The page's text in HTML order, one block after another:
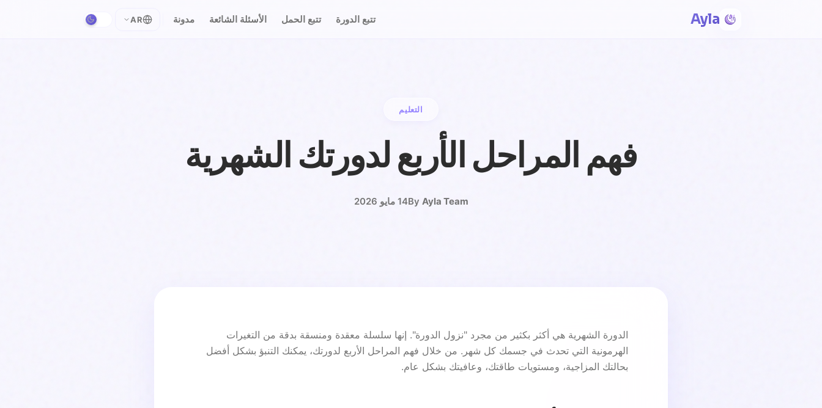
Ayla تتبع الدورة تتبع الحمل الأسئلة الشائعة مدونة AR
التعليم
فهم المراحل الأربع لدورتك الشهرية
By Ayla Team 14 مايو 2026
الدورة الشهرية هي أكثر بكثير من مجرد "نزول الدورة". إنها سلسلة معقدة ومنسقة بدقة من التغيرات
الهرمونية التي تحدث في جسمك كل شهر. من خلال فهم المراحل الأربع لدورتك، يمكنك التنبؤ بشكل أفضل
بحالتك المزاجية، ومستويات طاقتك، وعافيتك بشكل عام.